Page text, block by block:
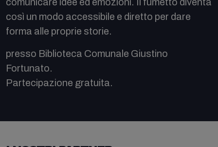
così un modo accessibile e diretto per dare
forma alle proprie storie.
presso Biblioteca Comunale Giustino
Fortunato.
Partecipazione gratuita.